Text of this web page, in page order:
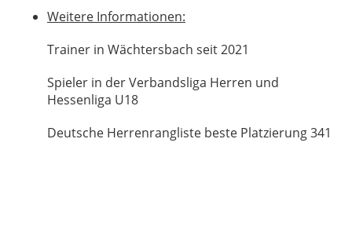
Weitere Informationen:
Trainer in Wächtersbach seit 2021
Spieler in der Verbandsliga Herren und
Hessenliga U18
Deutsche Herrenrangliste beste Platzierung 341